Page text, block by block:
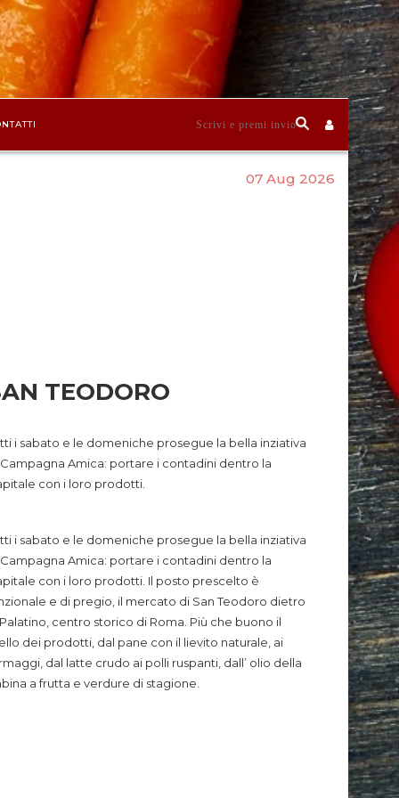
07 Aug 2026
TEODORO
i sabato e le domeniche prosegue la bella inziativa
Amica: portare i contadini dentro la
con i loro prodotti.
i sabato e le domeniche prosegue la bella inziativa
Amica: portare i contadini dentro la
con i loro prodotti. Il posto prescelto è
e di pregio, il mercato di San Teodoro dietro
centro storico di Roma. Più che buono il
dei prodotti, dal pane con il lievito naturale, ai
dal latte crudo ai polli ruspanti, dall’ olio della
a frutta e verdure di stagione.